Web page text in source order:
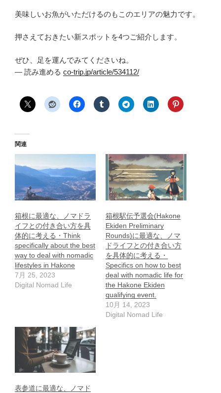
美味しいお魚がいただけるのもこのエリアの魅力です。
押さえておきたい新スポットを4つご紹介します。
ぜひ、足を運んでみてくださいね。
— 読み進める co-trip.jp/article/534112/
関連
箱根に最適な、ノマドラ
イフとの付き合い方を具
体的に考える・Think
specifically about the best
way to deal with nomadic
lifestyles in Hakone
7月 25, 2023
Digital Nomad Life
箱根駅伝予選会(Hakone
Ekiden Preliminary
Rounds)に最適な、ノマ
ドライフとの付き合い方
を具体的に考える・
Specifics on how to best
deal with nomadic life for
the Hakone Ekiden
qualifying event.
10月 14, 2023
Digital Nomad Life
表参道に最適な、ノマド